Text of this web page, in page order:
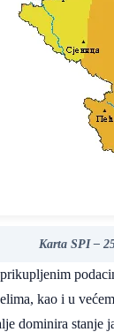
Karta SPI –
kao i u
dominira stanje